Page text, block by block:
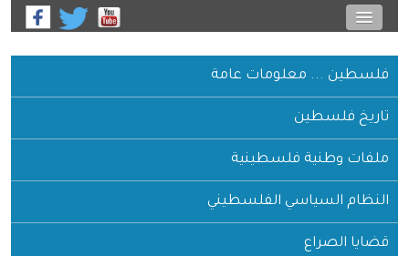
فلسطين ... معلومات عامة
تاريخ فلسطين
ملفات وطنية فلسطينية
النظام السياسي الفلسطيني
قضايا الصراع